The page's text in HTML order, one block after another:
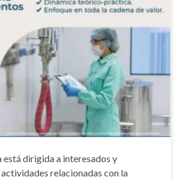
está dirigida a interesados y
relacionadas con la